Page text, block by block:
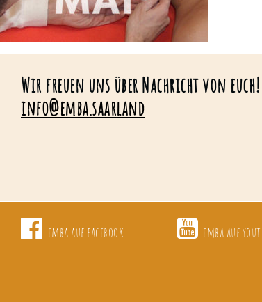
Wir freuen uns über Nachricht von euch!
info@emba.saarland
emba auf facebook emba auf